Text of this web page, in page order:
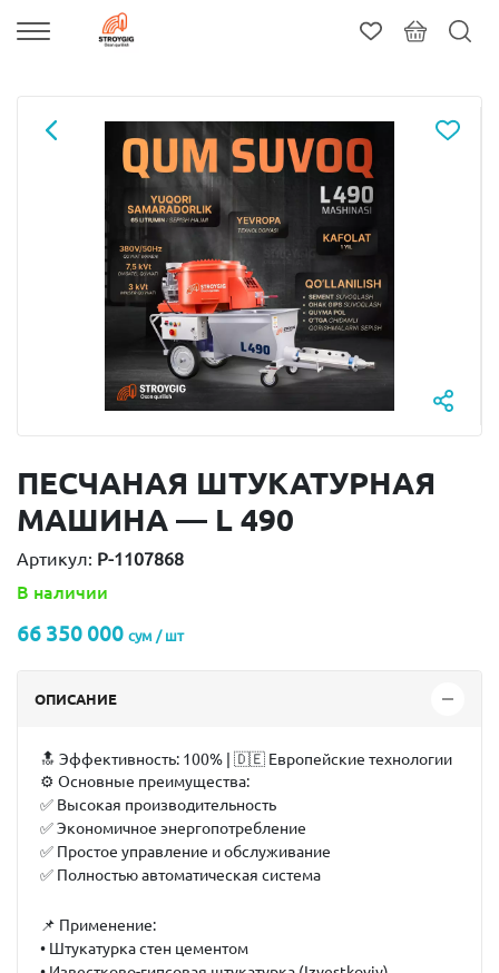
ПЕСЧАНАЯ ШТУКАТУРНАЯ
МАШИНА — L 490
Артикул: P-1107868
В наличии
66 350 000 сум / шт
ОПИСАНИЕ
🔝 Эффективность: 100% | 🇩🇪 Европейские технологии
⚙️ Основные преимущества:
✅ Высокая производительность
✅ Экономичное энергопотребление
✅ Простое управление и обслуживание
✅ Полностью автоматическая система
📌 Применение:
• Штукатурка стен цементом